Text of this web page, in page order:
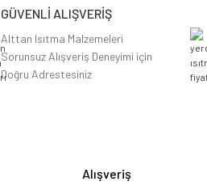
GÜVENLİ ALIŞVERİŞ
Alttan Isıtma Malzemeleri
Sorunsuz Alışveriş Deneyimi için
Doğru Adrestesiniz
Alışveriş